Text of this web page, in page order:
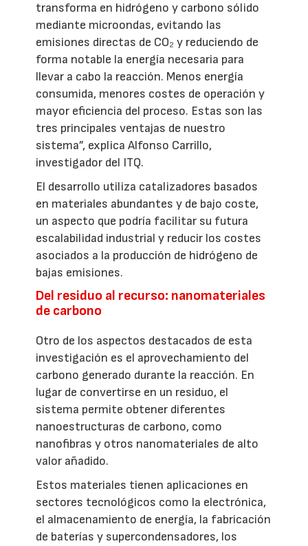
transforma en hidrógeno y carbono sólido
mediante microondas, evitando las
emisiones directas de CO₂ y reduciendo de
forma notable la energía necesaria para
llevar a cabo la reacción. Menos energía
consumida, menores costes de operación y
mayor eficiencia del proceso. Estas son las
tres principales ventajas de nuestro
sistema”, explica Alfonso Carrillo,
investigador del ITQ.
El desarrollo utiliza catalizadores basados
en materiales abundantes y de bajo coste,
un aspecto que podría facilitar su futura
escalabilidad industrial y reducir los costes
asociados a la producción de hidrógeno de
bajas emisiones.
Del residuo al recurso: nanomateriales
de carbono
Otro de los aspectos destacados de esta
investigación es el aprovechamiento del
carbono generado durante la reacción. En
lugar de convertirse en un residuo, el
sistema permite obtener diferentes
nanoestructuras de carbono, como
nanofibras y otros nanomateriales de alto
valor añadido.
Estos materiales tienen aplicaciones en
sectores tecnológicos como la electrónica,
el almacenamiento de energía, la fabricación
de baterías y supercondensadores, los